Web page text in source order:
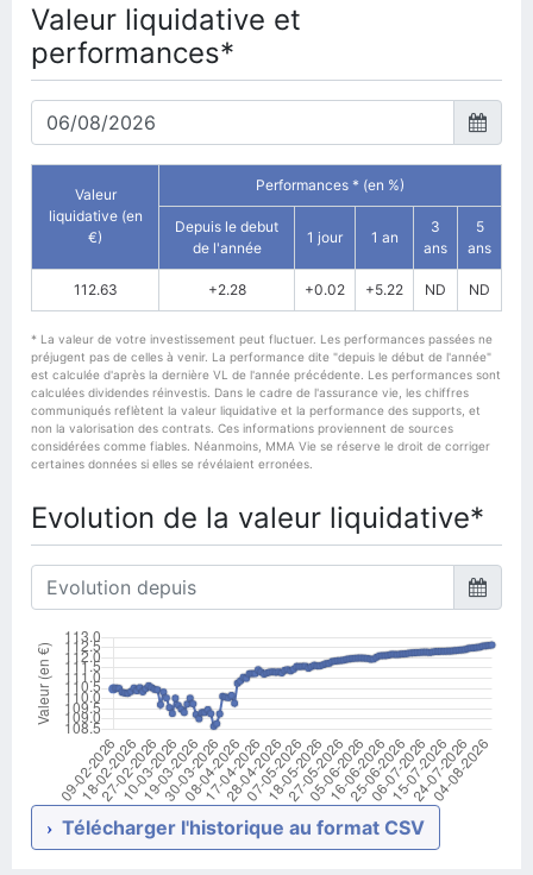
Valeur liquidative et
performances*
Valeur
liquidative (en
€)
Performances * (en %)
Depuis le debut
de l'année
1 jour 1 an
3
ans
5
ans
112.63 +2.28 +0.02 +5.22 ND ND
* La valeur de votre investissement peut fluctuer. Les performances passées ne
préjugent pas de celles à venir. La performance dite "depuis le début de l'année"
est calculée d'après la dernière VL de l'année précédente. Les performances sont
calculées dividendes réinvestis. Dans le cadre de l'assurance vie, les chiffres
communiqués reflètent la valeur liquidative et la performance des supports, et
non la valorisation des contrats. Ces informations proviennent de sources
considérées comme fiables. Néanmoins, MMA Vie se réserve le droit de corriger
certaines données si elles se révélaient erronées.
Evolution de la valeur liquidative*
Télécharger l'historique au format CSV